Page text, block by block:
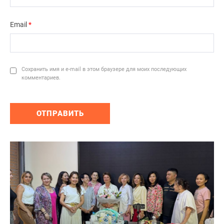
Email *
Сохранить имя и e-mail в этом браузере для моих последующих
комментариев.